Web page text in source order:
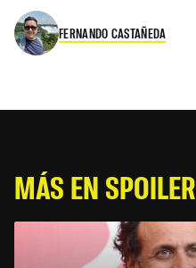
FERNANDO CASTAÑEDA
MÁS EN SPOILER